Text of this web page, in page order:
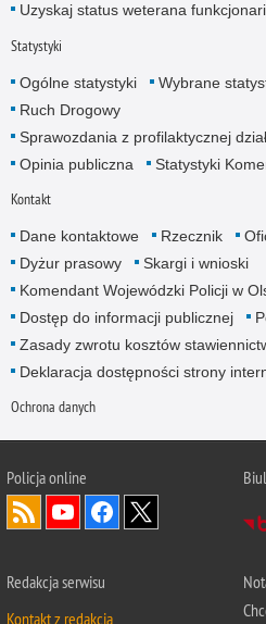
Uzyskaj status weterana
Statystyki
Ogólne statystyki Wybrane
Ruch Drogowy
Sprawozdania z profilaktycznej
Opinia publiczna
Statystyki
Kontakt
Dane kontaktowe Rzecznik
Dyżur prasowy
Skargi i wnioski
Komendant Wojewódzki Policji w
Dostęp do informacji publicznej
Zasady zwrotu kosztów
Deklaracja dostępności strony
Ochrona danych
Policja online
Redakcja serwisu
Kontakt z redakcją